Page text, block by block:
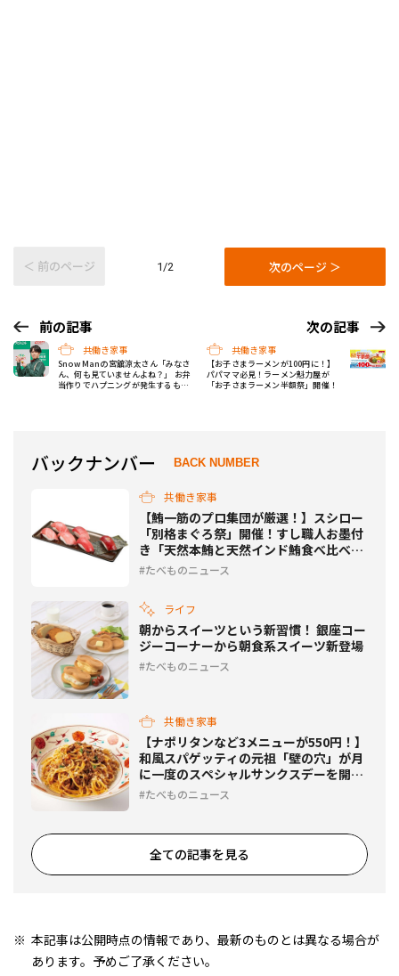
＜ 前のページ 1/2 次のページ ＞
前の記事
共働き家事
Snow Manの宮舘涼太さん「みなさ
ん、何も見ていませんよね？」 お弁
当作りでハプニングが発生するも、
次の記事
共働き家事
【お子さまラーメンが100円に！】
パパママ必見！ラーメン魁力屋が
「お子さまラーメン半額祭」開催！
バックナンバー BACK NUMBER
共働き家事
【鮪一筋のプロ集団が厳選！】スシロー
「別格まぐろ祭」開催！すし職人お墨付
き「天然本鮪と天然インド鮪食べ比べ」
を提供
たべものニュース
ライフ
朝からスイーツという新習慣！ 銀座コー
ジーコーナーから朝食系スイーツ新登場
たべものニュース
共働き家事
【ナポリタンなど3メニューが550円！】
和風スパゲッティの元祖「壁の穴」が月
に一度のスペシャルサンクスデーを開
催！
たべものニュース
全ての記事を見る
本記事は公開時点の情報であり、最新のものとは異なる場合が
あります。予めご了承ください。